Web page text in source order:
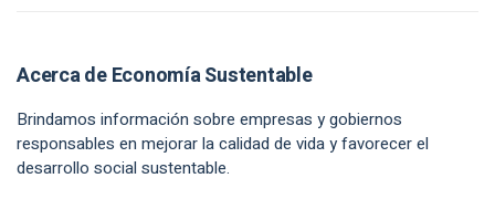
Acerca de Economía Sustentable
Brindamos información sobre empresas y gobiernos
responsables en mejorar la calidad de vida y favorecer el
desarrollo social sustentable.